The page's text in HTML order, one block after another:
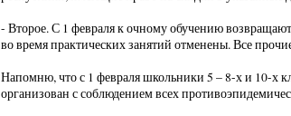
- Второе. С 1 февраля к очному обучению
во время практических занятий отменены. Все
Напомню, что с 1 февраля школьники 5 – 8-х и 10-х
организован с соблюдением всех